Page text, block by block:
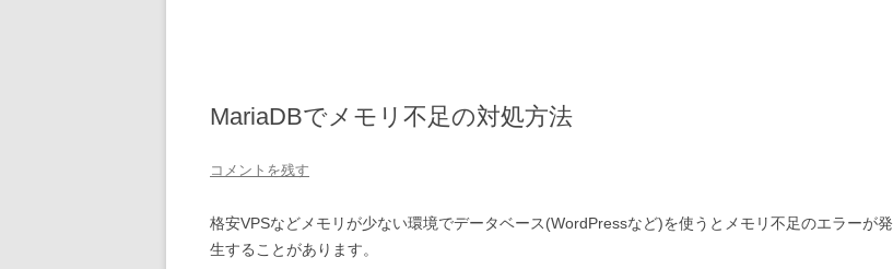
MariaDBでメモリ不足の対処方法
コメントを残す
格安VPSなどメモリが少ない環境でデータベース(WordPressなど)を使うとメモリ不足のエラーが発
生することがあります。